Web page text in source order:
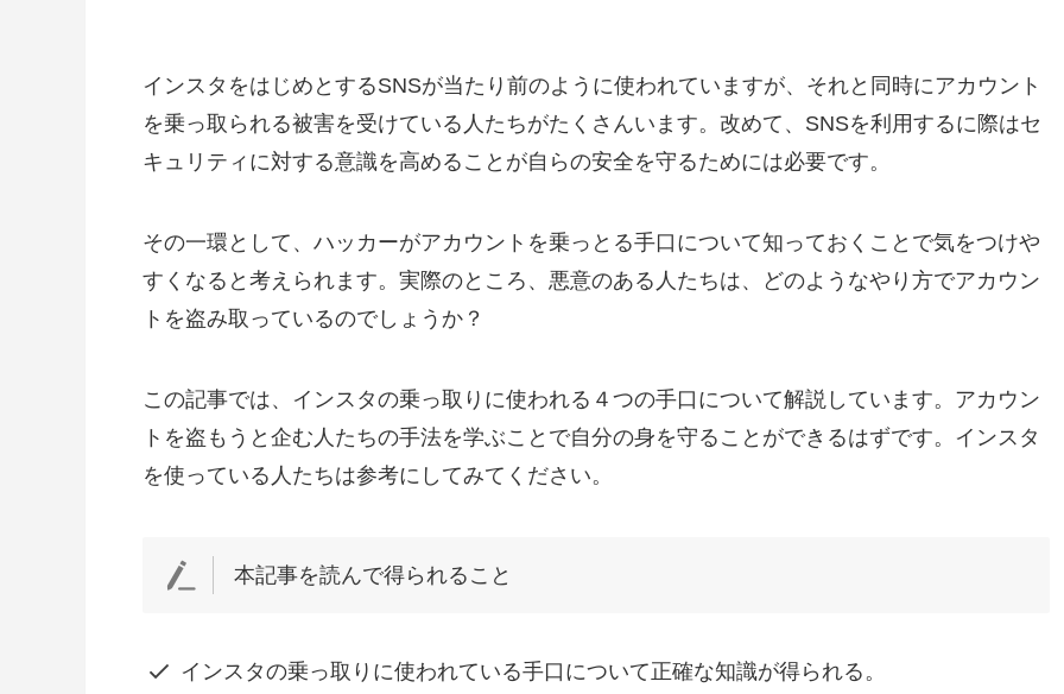
インスタをはじめとするSNSが当たり前のように使われていますが、それと同時にアカウント
を乗っ取られる被害を受けている人たちがたくさんいます。改めて、SNSを利用するに際はセ
キュリティに対する意識を高めることが自らの安全を守るためには必要です。
その一環として、ハッカーがアカウントを乗っとる手口について知っておくことで気をつけや
すくなると考えられます。実際のところ、悪意のある人たちは、どのようなやり方でアカウン
トを盗み取っているのでしょうか？
この記事では、インスタの乗っ取りに使われる４つの手口について解説しています。アカウン
トを盗もうと企む人たちの手法を学ぶことで自分の身を守ることができるはずです。インスタ
を使っている人たちは参考にしてみてください。
本記事を読んで得られること
インスタの乗っ取りに使われている手口について正確な知識が得られる。